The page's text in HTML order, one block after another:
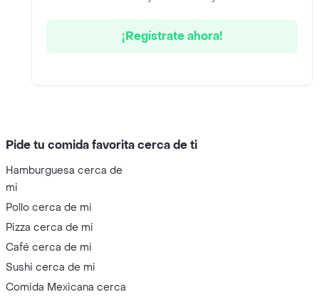
¡Regístrate ahora!
Pide tu comida favorita cerca de ti
Hamburguesa cerca de
mi
Pollo cerca de mi
Pizza cerca de mi
Café cerca de mi
Sushi cerca de mi
Comida Mexicana cerca